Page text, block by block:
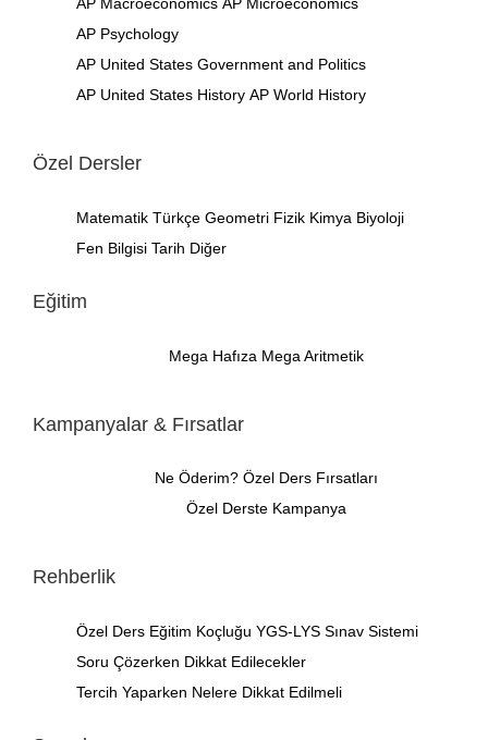
AP Psychology
AP United States Government and Politics
AP United States History AP World History
Özel Dersler
Matematik Türkçe Geometri Fizik Kimya Biyoloji
Fen Bilgisi Tarih Diğer
Eğitim
Mega Hafıza Mega Aritmetik
Kampanyalar & Fırsatlar
Ne Öderim? Özel Ders Fırsatları
Özel Derste Kampanya
Rehberlik
Özel Ders Eğitim Koçluğu YGS-LYS Sınav Sistemi
Soru Çözerken Dikkat Edilecekler
Tercih Yaparken Nelere Dikkat Edilmeli